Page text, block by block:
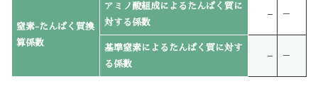
窒素-たんぱく質換
算係数
アミノ酸組成によるたんぱく質に
対する係数
– －
基準窒素によるたんぱく質に対す
る係数
– －